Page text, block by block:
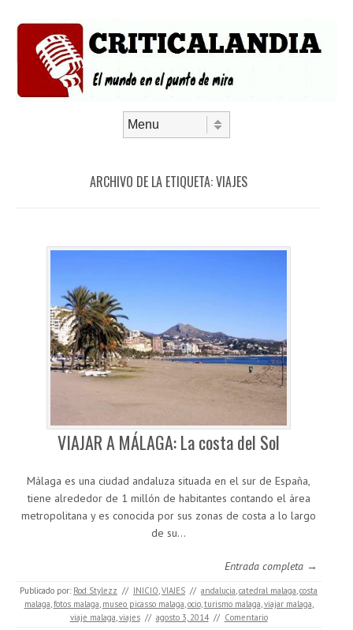
ARCHIVO DE LA ETIQUETA:VIAJES
VIAJAR A MÁLAGA: La costa del Sol
Málaga es una ciudad andaluza situada en el sur de España,
tiene alrededor de 1 millón de habitantes contando el área
metropolitana y es conocida por sus zonas de costa a lo largo
de su…
Entrada completa →
Publicado por: Rod Stylezz // INICIO,VIAJES // andalucia,catedral malaga,costa
malaga,fotos malaga, museo picasso malaga,ocio,turismo malaga,viajar malaga,
viaje malaga,viajes // agosto 3, 2014 // Comentario